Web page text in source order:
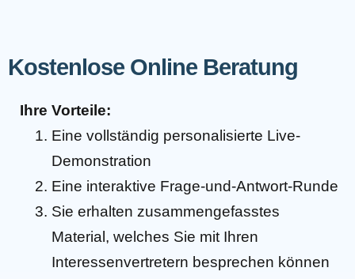
Kostenlose Online Beratung
Ihre Vorteile:
Eine vollständig personalisierte Live-
Demonstration
Eine interaktive Frage-und-Antwort-Runde
Sie erhalten zusammengefasstes
Material, welches Sie mit Ihren
Interessenvertretern besprechen können